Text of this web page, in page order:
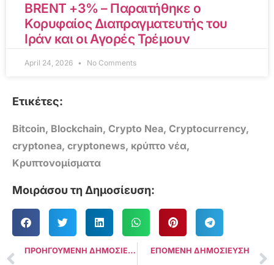
BRENT +3% – Παραιτήθηκε ο
Κορυφαίος Διαπραγματευτής του
Ιράν και οι Αγορές Τρέμουν
April 24, 2026 No Comments
Ετικέτες:
Bitcoin, Blockchain, Crypto Nea, Cryptocurrency,
cryptonea, cryptonews, κρύπτο νέα,
Κρυπτονομίσματα
Μοιράσου τη Δημοσίευση:
ΠΡΟΗΓΟΥΜΕΝΗ ΔΗΜΟΣΙΕΥΣΗ ΕΠΟΜΕΝΗ ΔΗΜΟΣΙΕΥΣΗ